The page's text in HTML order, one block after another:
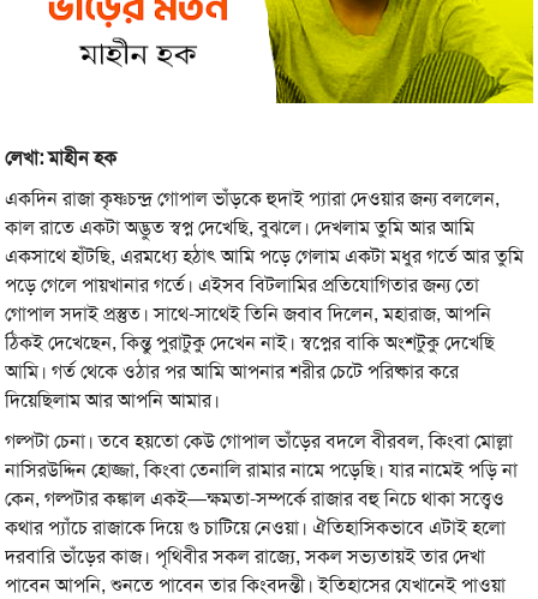
লেখা: মাহীন হক
একদিন রাজা কৃষ্ণচন্দ্র গোপাল ভাঁড়কে হুদাই প্যারা দেওয়ার জন্য বললেন,
কাল রাতে একটা অদ্ভুত স্বপ্ন দেখেছি, বুঝলে। দেখলাম তুমি আর আমি
একসাথে হাঁটছি, এরমধ্যে হঠাৎ আমি পড়ে গেলাম একটা মধুর গর্তে আর তুমি
পড়ে গেলে পায়খানার গর্তে। এইসব বিটলামির প্রতিযোগিতার জন্য তো
গোপাল সদাই প্রস্তুত। সাথে-সাথেই তিনি জবাব দিলেন, মহারাজ, আপনি
ঠিকই দেখেছেন, কিন্তু পুরাটুকু দেখেন নাই। স্বপ্নের বাকি অংশটুকু দেখেছি
আমি। গর্ত থেকে ওঠার পর আমি আপনার শরীর চেটে পরিষ্কার করে
দিয়েছিলাম আর আপনি আমার।
গল্পটা চেনা। তবে হয়তো কেউ গোপাল ভাঁড়ের বদলে বীরবল, কিংবা মোল্লা
নাসিরউদ্দিন হোজ্জা, কিংবা তেনালি রামার নামে পড়েছি। যার নামেই পড়ি না
কেন, গল্পটার কঙ্কাল একই—ক্ষমতা-সম্পর্কে রাজার বহু নিচে থাকা সত্ত্বেও
কথার প্যাঁচে রাজাকে দিয়ে গু চাটিয়ে নেওয়া। ঐতিহাসিকভাবে এটাই হলো
দরবারি ভাঁড়ের কাজ। পৃথিবীর সকল রাজ্যে, সকল সভ্যতায়ই তার দেখা
পাবেন আপনি, শুনতে পাবেন তার কিংবদন্তী। ইতিহাসের যেখানেই পাওয়া